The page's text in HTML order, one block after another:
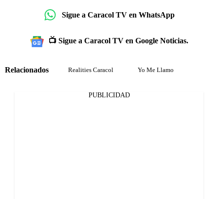
Sigue a Caracol TV en WhatsApp
📺 Sigue a Caracol TV en Google Noticias.
Relacionados Realities Caracol Yo Me Llamo
PUBLICIDAD